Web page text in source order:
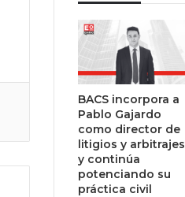
BACS incorpora a
Pablo Gajardo
como director de
litigios y arbitrajes
y continúa
potenciando su
práctica civil